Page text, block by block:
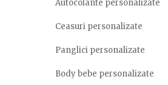
Autocolante personalizate
Ceasuri personalizate
Panglici personalizate
Body bebe personalizate